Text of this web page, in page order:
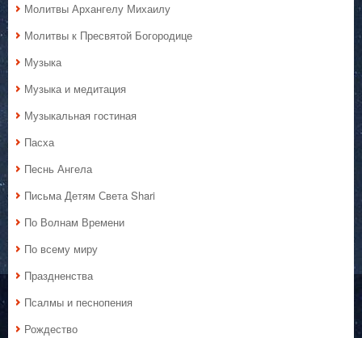
Молитвы Архангелу Михаилу
Молитвы к Пресвятой Богородице
Музыка
Музыка и медитация
Музыкальная гостиная
Пасха
Песнь Ангела
Письма Детям Света Shari
По Волнам Времени
По всему миру
Праздненства
Псалмы и песнопения
Рождество